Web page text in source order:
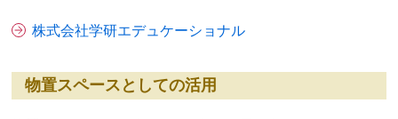
株式会社学研エデュケーショナル
物置スペースとしての活用